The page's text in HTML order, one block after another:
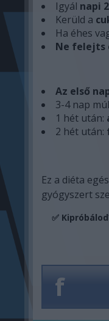
Igyál napi
Kerüld a
Ha éhes
Ne felejts
Az első
3-4 nap
1 hét után:
2 hét után:
Ez a diéta
gyógyszert
✅
f